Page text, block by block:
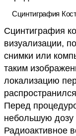
Сцинтиграфия
Сцинтиграфия
визуализации,
снимки или
таким
локализацию
Перед
небольшую дозу
Радиоактивное